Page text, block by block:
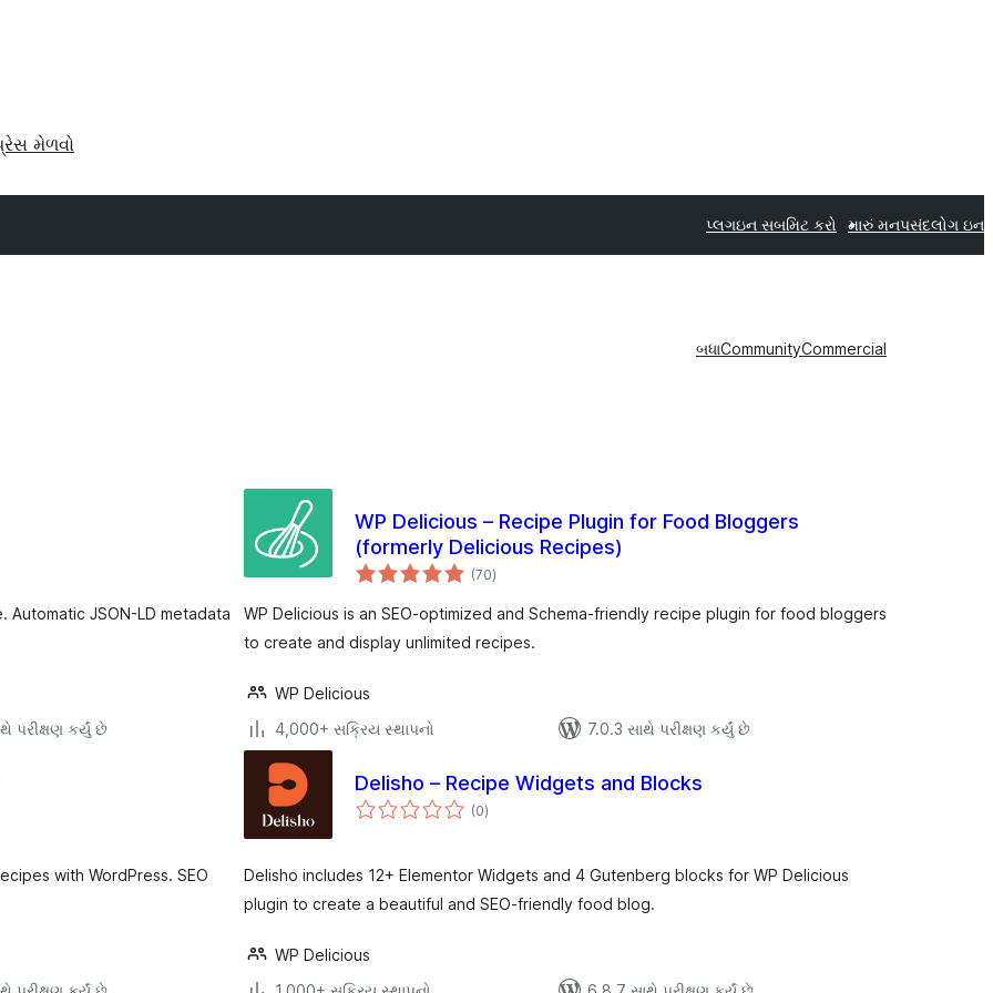
મેળવો
પ્લગઇન સબમિટ કરો મારું મનપસંદલોગ ઇન
બધાCommunityCommercial
JSON-LD metadata
પરીક્ષણ કર્યું છે
WP Delicious – Recipe Plugin for Food Bloggers
(formerly Delicious Recipes)
(70કુલ
રેટિંગ્સ
)
WP Delicious is an SEO-optimized and Schema-friendly recipe plugin for food bloggers
to create and display unlimited recipes.
WP Delicious
4,000+ સક્રિય સ્થાપનો
7.0.3 સાથે પરીક્ષણ કર્યું છે
with WordPress. SEO
Delisho – Recipe Widgets and Blocks
(0કુલ
રેટિંગ્સ
)
Delisho includes 12+ Elementor Widgets and 4 Gutenberg blocks for WP Delicious
plugin to create a beautiful and SEO-friendly food blog.
WP Delicious